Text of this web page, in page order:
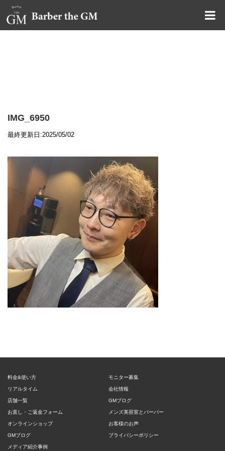
IMG_6950
最終更新日:2025/05/02
料金&使い方
リアルタイム
店舗一覧
お直し・ご返金フォーム
オンラインショップ
GMブログ
メディア紹介事例
モニター募集
会社情報
GMブログ
メンズ美容室とバーバー
お客様のお声
プライバシーポリシー